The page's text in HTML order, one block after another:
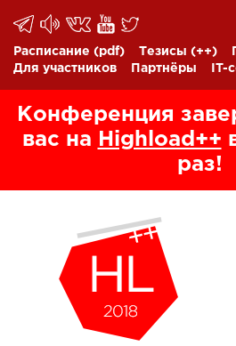
Расписание (pdf) Тезисы (++)
Для участников
Партнёры IT-
Конференция
вас на Highload++
раз!